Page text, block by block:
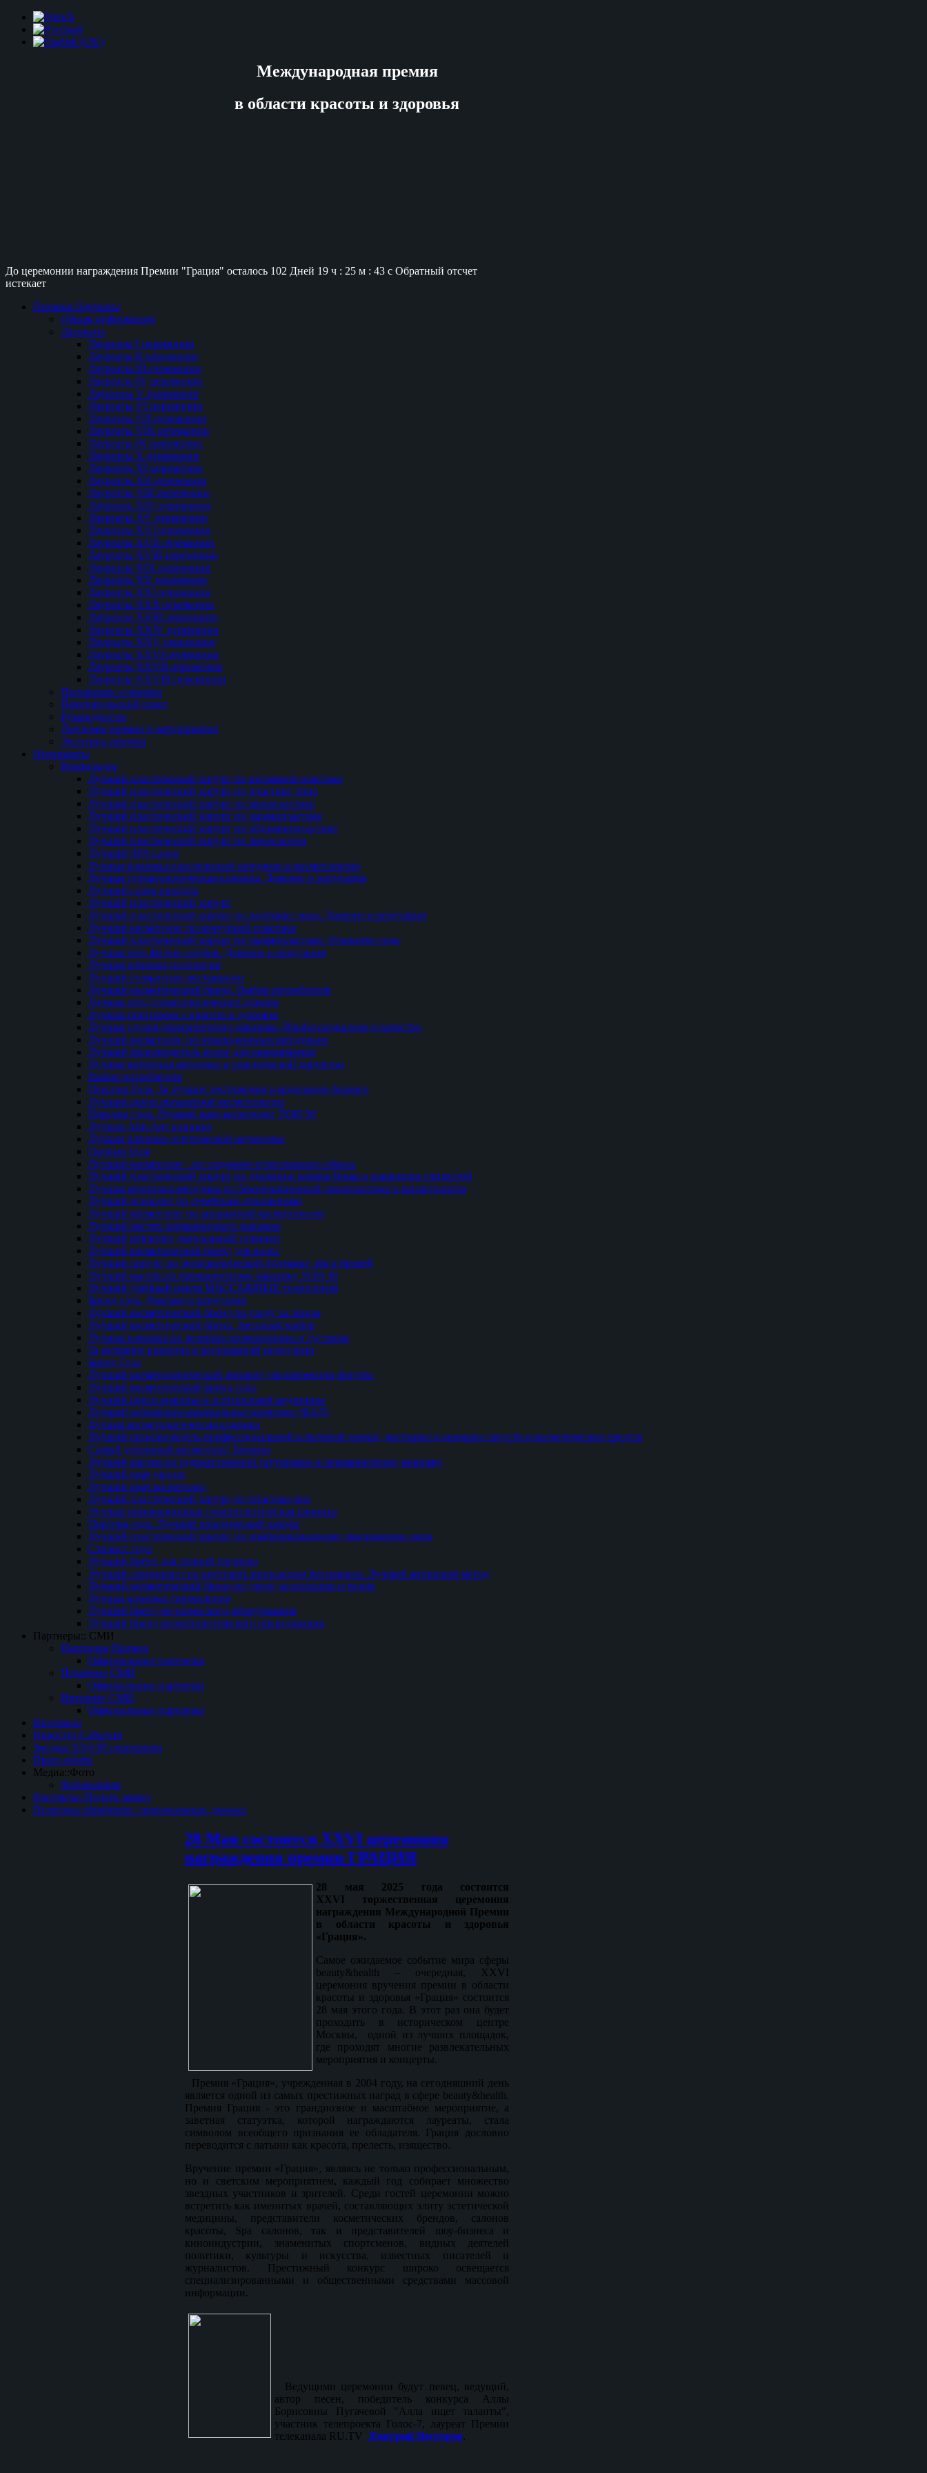
Международная премия
в области красоты и здоровья
До церемонии награждения Премии "Грация" осталось 102 Дней 19 ч : 25 м : 42 с Обратный отсчет
истекает
Премия::Лауреаты
Общая информация
Лауреаты
Лауреаты I церемонии
Лауреаты II церемонии
Лауреаты III церемонии
Лауреаты IV церемонии
Лауреаты V церемонии
Лауреаты VI церемонии
Лауреаты VII церемонии
Лауреаты VIII церемонии
Лауреаты IX церемонии
Лауреаты Х церемонии
Лауреаты XI церемонии
Лауреаты XII церемонии
Лауреаты XIII церемонии
Лауреаты XIV церемонии
Лауреаты XV церемонии
Лауреаты XVI церемонии
Лауреаты XVII церемонии
Лауреаты XVIII церемонии
Лауреаты XIX церемонии
Лауреаты XX церемонии
Лауреаты XXI церемонии
Лауреаты XXII церемонии
Лауреаты XXIII церемонии
Лауреаты XXIV церемонии
Лауреаты XXV церемонии
Лауреаты XXVI церемонии
Лауреаты XXVII церемонии
Лауреаты XXVIII церемонии
Положение о премии
Попечительский совет
Руководители
Дипломы премии и мероприятия
Эксперты премии
Номинанты
Номинации
Лучший пластический хирург по интимной пластике
Лучший пластический хирург по пластике лица
Лучший пластический хирург по ринопластике
Лучший пластический хирург по маммопластике
Лучший пластический хирург по абдоминопластике
Лучший пластический хирург по липосакции
Лучший SPA салон
Лучшая клиника пластической хирургии и косметологии
Лучшая стоматологическая клиника. Доверие и репутация
Лучший салон красоты
Лучший пластический хирург
Лучший пластический хирург по подтяжке лица. Доверие и репутация
Лучший косметолог по контурной пластике
Лучший пластический хирург по маммопластике. Открытие года
Лучшая сеть фитнес клубов. Доверие и репутация
Лучшая клиника подологии
Лучший стоматолог-реставратор
Лучший косметический бренд. Выбор потребителя
Лучшая сеть стоматологических клиник
Лучшая программа о красоте и здоровье
Лучшая студия перманентного макияжа. Профессионализм и качество
Лучший косметолог по инъекционным методикам
Лучший производитель волос для наращивания
Лучшая авторская методика в пластической хирургии
Выбор потребителя
Персона Года. За лучшие достижения в модельном бизнесе
Лучший центр аппаратной косметологии
Персона года. Лучший врач косметолог ТОП 50
Лучшая Anti-Age клиника
Лучшая клиника эстетической медицины
Прорыв Года
Лучший косметолог - по созданию естественного образа
Лучший пластический хирург по удалению комков Биша и коррекции слизистой
Лучшая авторская методика по безоперационной ринопластике в косметологии
Лучший психолог по семейным отношениям
Лучший косметолог по аппаратной косметологии
Лучший мастер перманентного макияжа
Лучший невролог, мануальный терапевт
Лучший косметический бренд для волос
Лучший хирург по эндоскопической подтяжке лба и бровей
Лучший мастер по перманентному макияжу ТОП 50
Лучший учебный центр МАССАЖНЫХ технологий
Бренд года. Доверие и репутация
Лучший косметический бренд по уходу за лицом
Лучший косметический бренд. Звездный выбор
Лучшая клиника по лечению позвоночника и суставов
За активное развитие в ресторанной индустрии
Бренд Года
Лучший косметологический аппарат для коррекции фигуры
Лучший косметический Бренд года
Лучший центр красоты и эстетической медицины
Лучший витаминно-минеральные комплекс (БАД)
Лучшая косметологическая клиника
Лучший производитель профессиональной и бытовой химии, чистящих и моющих средств и косметических средств
Самый успешный косметолог Тюмени
Лучший мастер по художественной татуировке и перманентному макияжу
Лучший врач уролог
Лучший врач косметолог
Лучший пластический хирург по пластике век
Лучшая инновационная стоматологическая клиника
Персона года. Лучший пластический хирург
Лучший пластический хирург по комбинированному омоложению лица
Стилист года
Лучший бренд для личной гигиены
Лучший специалист по круговой липосакции без наркоза. Лучший авторский метод
Лучший косметический бренд по уходу за волосами и телом
Лучшая клиника гинекологии
Лучший бренд медицинского оборудования
Лучший бренд косметологического оборудования
Партнеры:: СМИ
Партнеры Премии
Официальные партнеры
Печатные СМИ
Официальные партнеры
Интернет СМИ
Официальные партнеры
Интервью
Новости::События
Звезды::XXVIII церемонии
Пресс-центр
Медиа::Фото
Фотогалерея
Контакты::Подать заявку
Политика обработки:: персональных данных
28 Мая состоится XXVI церемония
награждения премии ГРАЦИЯ
28 мая 2025 года состоится
XXVI торжественная церемония
награждения Международной Премии
в области красоты и здоровья
«Грация».
Самое ожидаемое событие мира сферы
beauty&health – очередная, XXVI
церемония вручения премии в области
красоты и здоровья «Грация» состоится
28 мая этого года. В этот раз она будет
проходить в историческом центре
Москвы, одной из лучших площадок,
где проходят многие развлекательных
мероприятия и концерты.
Премия «Грация», учрежденная в 2004 году, на сегодняшний день
является одной из самых престижных наград в сфере beauty&health.
Премия Грация - это грандиозное и масштабное мероприятие, а
заветная статуэтка, которой награждаются лауреаты, стала
символом всеобщего признания ее обладателя. Грация дословно
переводится с латыни как красота, прелесть, изящество.
Вручение премии «Грация», являясь не только профессиональным,
но и светским мероприятием, каждый год собирает множество
звездных участников и зрителей. Среди гостей церемонии можно
встретить как именитых врачей, составляющих элиту эстетической
медицины, представители косметических брендов, салонов
красоты, Spa салонов, так и представителей шоу-бизнеса и
киноиндустрии, знаменитых спортсменов, видных деятелей
политики, культуры и искусства, известных писателей и
журналистов. Престижный конкурс широко освещается
специализированными и общественными средствами массовой
информации.
Ведущими церемонии будут певец, ведущий,
автор песен, победитель конкурса Аллы
Борисовны Пугачевой "Алла ищет таланты",
участник телепроекта Голос-7, лауреат Премии
телеканала RU.TV
Дмитрий Нестеров.